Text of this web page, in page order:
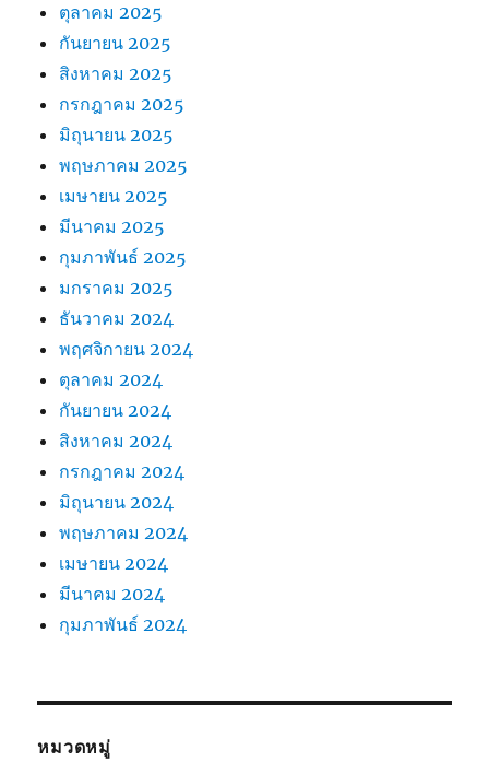
ตุลาคม 2025
กันยายน 2025
สิงหาคม 2025
กรกฎาคม 2025
มิถุนายน 2025
พฤษภาคม 2025
เมษายน 2025
มีนาคม 2025
กุมภาพันธ์ 2025
มกราคม 2025
ธันวาคม 2024
พฤศจิกายน 2024
ตุลาคม 2024
กันยายน 2024
สิงหาคม 2024
กรกฎาคม 2024
มิถุนายน 2024
พฤษภาคม 2024
เมษายน 2024
มีนาคม 2024
กุมภาพันธ์ 2024
หมวดหมู่